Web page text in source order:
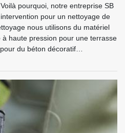
pourquoi, notre entreprise SB
pour un nettoyage de
nous utilisons du matériel
haute pression pour une terrasse
du béton décoratif…